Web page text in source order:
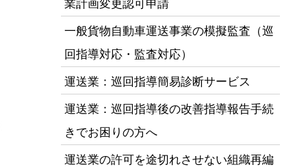
業計画変更認可申請
一般貨物自動車運送事業の模擬監査（巡
回指導対応・監査対応）
運送業：巡回指導簡易診断サービス
運送業：巡回指導後の改善指導報告手続
きでお困りの方へ
運送業の許可を途切れさせない組織再編